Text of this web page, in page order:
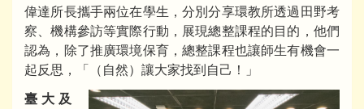
偉達所長攜手兩位在學生，分別分享環教所透過田野考
察、機構參訪等實際行動，展現總整課程的目的，他們
認為，除了推廣環境保育，總整課程也讓師生有機會一
起反思，「（自然）讓大家找到自己！」
臺大及